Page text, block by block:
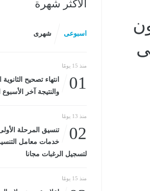
5.5 مليون
الأكثر شهرة
اسبوعى شهرى
منذ 15 يومًا
01
انتهاء تصحيح الثانوية
والنتيجة آخر الأسبوع
منذ 13 يومًا
02
خدمات معامل
لتسجيل الرغبات مجانا
منذ 15 يومًا